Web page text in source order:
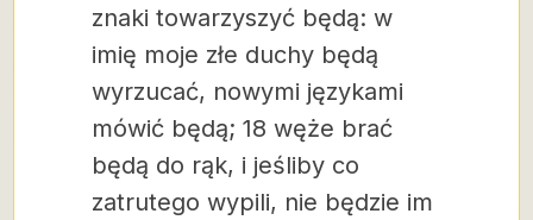
znaki towarzyszyć będą: w
imię moje złe duchy będą
wyrzucać, nowymi językami
mówić będą; 18 węże brać
będą do rąk, i jeśliby co
zatrutego wypili, nie będzie im